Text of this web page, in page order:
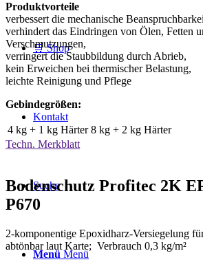
🛒 Shop
Kontakt
Suche
Menü Menü
Produktvorteile
verbessert die mechanische
verhindert das Eindringen von Ölen, Fetten
Verschmutzungen,
verringert die Staubbildung durch Abrieb,
kein Erweichen bei thermischer Belastung,
leichte Reinigung und Pflege
Gebindegrößen:
4 kg + 1 kg Härter 8 kg + 2 kg Härter
Techn. Merkblatt
Bodenschutz Profitec 2K
P670
2-komponentige Epoxidharz-Versiegelung
abtönbar laut Karte; Verbrauch 0,3 kg/m²